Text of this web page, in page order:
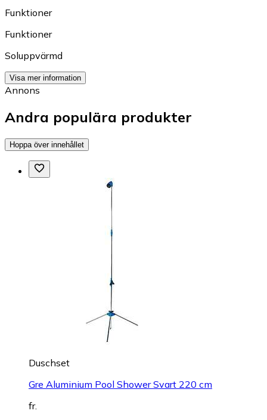
Funktioner
Funktioner
Soluppvärmd
Visa mer information
Annons
Andra populära produkter
Hoppa över innehållet
Duschset
Gre Aluminium Pool Shower Svart 220 cm
fr.